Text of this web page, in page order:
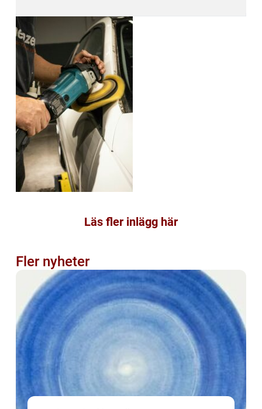
Läs fler inlägg här
Fler nyheter